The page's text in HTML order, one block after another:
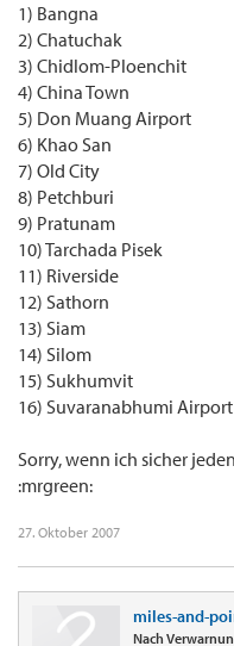
1) Bangna
2) Chatuchak
3) Chidlom-Ploenchit
4) China Town
5) Don Muang Airport
6) Khao San
7) Old City
8) Petchburi
9) Pratunam
10) Tarchada Pisek
11) Riverside
12) Sathorn
13) Siam
14) Silom
15) Sukhumvit
16) Suvaranabhumi
Sorry, wenn ich sicher
:mrgreen:
27. Oktober 2007
miles-and-
Nach